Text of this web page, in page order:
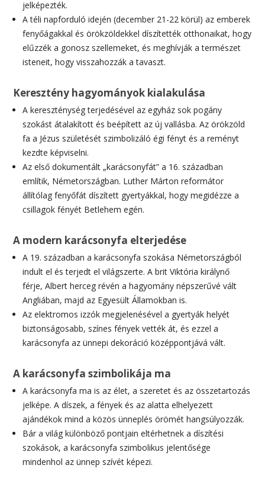
jelképezték.
A téli napforduló idején (december 21-22 körül) az emberek
fenyőágakkal és örökzöldekkel díszítették otthonaikat, hogy
elűzzék a gonosz szellemeket, és meghívják a természet
isteneit, hogy visszahozzák a tavaszt.
Keresztény hagyományok kialakulása
A kereszténység terjedésével az egyház sok pogány
szokást átalakított és beépített az új vallásba. Az örökzöld
fa a Jézus születését szimbolizáló égi fényt és a reményt
kezdte képviselni.
Az első dokumentált „karácsonyfát” a 16. században
említik, Németországban. Luther Márton reformátor
állítólag fenyőfát díszített gyertyákkal, hogy megidézze a
csillagok fényét Betlehem egén.
A modern karácsonyfa elterjedése
A 19. században a karácsonyfa szokása Németországból
indult el és terjedt el világszerte. A brit Viktória királynő
férje, Albert herceg révén a hagyomány népszerűvé vált
Angliában, majd az Egyesült Államokban is.
Az elektromos izzók megjelenésével a gyertyák helyét
biztonságosabb, színes fények vették át, és ezzel a
karácsonyfa az ünnepi dekoráció középpontjává vált.
A karácsonyfa szimbolikája ma
A karácsonyfa ma is az élet, a szeretet és az összetartozás
jelképe. A díszek, a fények és az alatta elhelyezett
ajándékok mind a közös ünneplés örömét hangsúlyozzák.
Bár a világ különböző pontjain eltérhetnek a díszítési
szokások, a karácsonyfa szimbolikus jelentősége
mindenhol az ünnep szívét képezi.